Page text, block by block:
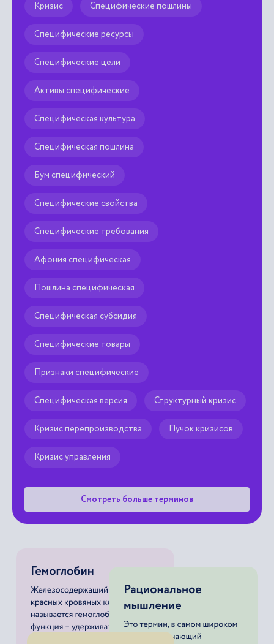
Кризис Специфические пошлины
Специфические ресурсы
Специфические цели
Активы специфические
Специфическая культура
Специфическая пошлина
Бум специфический
Специфические свойства
Специфические требования
Афония специфическая
Пошлина специфическая
Специфическая субсидия
Специфические товары
Признаки специфические
Специфическая версия Структурный кризис
Кризис перепроизводства Пучок кризисов
Кризис управления
Смотреть больше терминов